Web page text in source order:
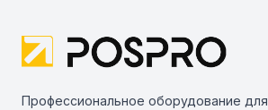
Профессиональное оборудование для